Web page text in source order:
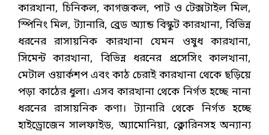
কারখানা, চিনিকল, কাগজকল, পাট ও টেক্সটাইল মিল,
স্পিনিং মিল, ট্যানারি, ব্রেড অ্যান্ড বিস্কুট কারখানা, বিভিন্ন
ধরনের রাসায়নিক কারখানা যেমন ওষুধ কারখানা,
সিমেন্ট কারখানা, বিভিন্ন ধরনের প্রসেসিং কালখানা,
মেটাল ওয়ার্কশপ এবং কাঠ চেরাই কারখানা থেকে ছড়িয়ে
পড়া কাঠের ধুলা। এসব কারখানা থেকে নির্গত হচ্ছে নানা
ধরনের রাসায়নিক কণা। ট্যানারি থেকে নির্গত হচ্ছে
হাইড্রোজেন সালফাইড, অ্যামোনিয়া, ক্লোরিনসহ অন্যান্য